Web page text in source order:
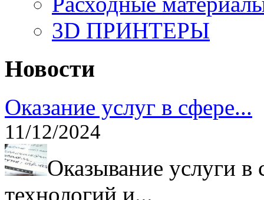
3D ПРИНТЕРЫ
Новости
Оказание услуг в сфере...
11/12/2024
Оказывание услуги
технологий и...